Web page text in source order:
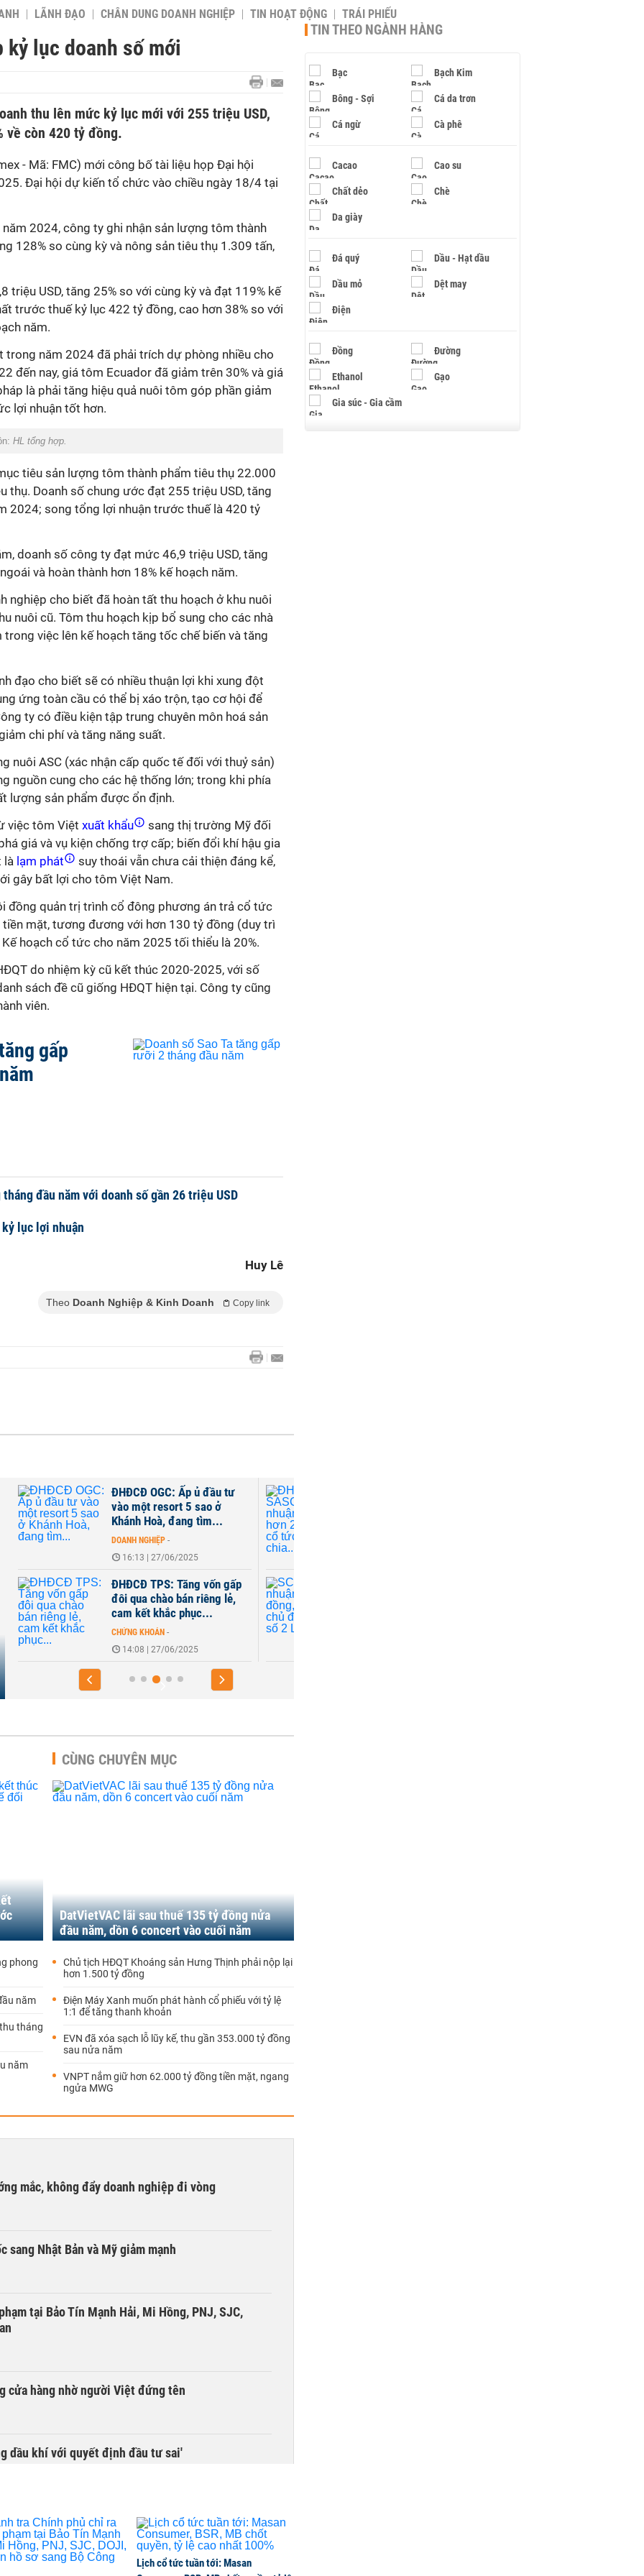
LÃNH ĐẠO CHÂN DUNG DOANH NGHIỆP TIN HOẠT ĐỘNG TRÁI PHIẾU
kỷ lục doanh số mới
thu lên mức kỷ lục mới với 255 triệu USD,
về còn 420 tỷ đồng.
- Mã: FMC) mới công bố tài liệu họp Đại hội
Đại hội dự kiến tổ chức vào chiều ngày 18/4 tại
2024, công ty ghi nhận sản lượng tôm thành
128% so cùng kỳ và nông sản tiêu thụ 1.309 tấn,
triệu USD, tăng 25% so với cùng kỳ và đạt 119% kế
trước thuế kỷ lục 422 tỷ đồng, cao hơn 38% so với
năm.
trong năm 2024 đã phải trích dự phòng nhiều cho
đến nay, giá tôm Ecuador đã giảm trên 30% và giá
là phải tăng hiệu quả nuôi tôm góp phần giảm
lợi nhuận tốt hơn.
HL tổng hợp.
tiêu sản lượng tôm thành phẩm tiêu thụ 22.000
thụ. Doanh số chung ước đạt 255 triệu USD, tăng
2024; song tổng lợi nhuận trước thuế là 420 tỷ
doanh số công ty đạt mức 46,9 triệu USD, tăng
và hoàn thành hơn 18% kế hoạch năm.
nghiệp cho biết đã hoàn tất thu hoạch ở khu nuôi
nuôi cũ. Tôm thu hoạch kịp bổ sung cho các nhà
việc lên kế hoạch tăng tốc chế biến và tăng
đạo cho biết sẽ có nhiều thuận lợi khi xung đột
ứng toàn cầu có thể bị xáo trộn, tạo cơ hội để
ty có điều kiện tập trung chuyên môn hoá sản
chi phí và tăng năng suất.
nuôi ASC (xác nhận cấp quốc tế đối với thuỷ sản)
nguồn cung cho các hệ thống lớn; trong khi phía
lượng sản phẩm được ổn định.
việc tôm Việt xuất khẩu
sang thị trường Mỹ đối
giá và vụ kiện chống trợ cấp; biến đổi khí hậu gia
là lạm phát
suy thoái vẫn chưa cải thiện đáng kể,
gây bất lợi cho tôm Việt Nam.
đồng quản trị trình cổ đông phương án trả cổ tức
mặt, tương đương với hơn 130 tỷ đồng (duy trì
hoạch cổ tức cho năm 2025 tối thiểu là 20%.
do nhiệm kỳ cũ kết thúc 2020-2025, với số
sách đề cũ giống HĐQT hiện tại. Công ty cũng
viên.
gấp
đầu năm với doanh số gần 26 triệu USD
kỷ lục lợi nhuận
Huy Lê
Theo Doanh Nghiệp & Kinh Doanh Copy link
ĐHĐCĐ OGC: Ấp ủ đầu tư
vào một resort 5 sao ở
Khánh Hoà, đang tìm...
DOANH NGHIỆP -
16:13 | 27/06/2025
ĐHĐCĐ TPS: Tăng vốn gấp
đôi qua chào bán riêng lẻ,
cam kết khắc phục...
CHỨNG KHOÁN -
14:08 | 27/06/2025
phong
năm
tháng
năm
CÙNG CHUYÊN MỤC
DatVietVAC lãi sau thuế 135 tỷ đồng nửa
đầu năm, dồn 6 concert vào cuối năm
Chủ tịch HĐQT Khoáng sản Hưng Thịnh phải nộp lại
hơn 1.500 tỷ đồng
Điện Máy Xanh muốn phát hành cổ phiếu với tỷ lệ
1:1 để tăng thanh khoản
EVN đã xóa sạch lỗ lũy kế, thu gần 353.000 tỷ đồng
sau nửa năm
VNPT nắm giữ hơn 62.000 tỷ đồng tiền mặt, ngang
ngửa MWG
mắc, không đẩy doanh nghiệp đi vòng
sang Nhật Bản và Mỹ giảm mạnh
tại Bảo Tín Mạnh Hải, Mi Hồng, PNJ, SJC,
cửa hàng nhờ người Việt đứng tên
dầu khí với quyết định đầu tư sai'
hai dự án giao thông trọng điểm phía Nam Thủ đô
Lịch cổ tức tuần tới: Masan
TIN THEO NGÀNH HÀNG
Bạc Bạch Kim
Bông - Sợi Cá da trơn
Cá ngừ Cà phê
Cacao Cao su
Chất dẻo Chè
Da giày
Đá quý Dầu - Hạt dầu
Dầu mỏ Dệt may
Điện
Đồng Đường
Ethanol Gạo
Gia súc - Gia cầm